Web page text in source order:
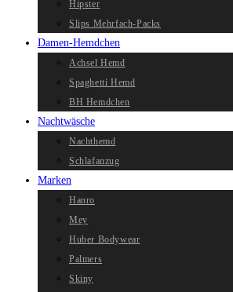
Hipster
Slips Mehrfach-Packs
Damen-Hemdchen
Achsel Hemd
Spaghetti Hemd
BH Hemdchen
Nachtwäsche
Nachthemd
Schlafanzug
Marken
Hanro
Mey
Huber Bodywear
Palmers
Skiny